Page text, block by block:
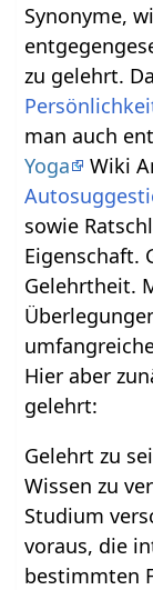
Synonyme,
zu gelehrt.
man auch
Yoga
Wiki
sowie
Eigenschaft.
Gelehrtheit.
Hier aber
gelehrt:
Gelehrt zu
Wissen zu
Studium
voraus, die
bestimmten